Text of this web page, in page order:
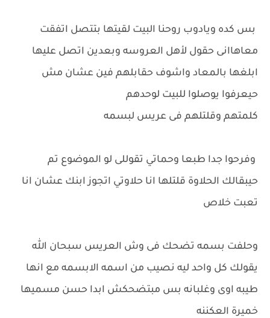
بس كده ويادوب روحنا البيت لقيتها بتتصل اتفقت
معاهاانى حقول لأهل العروسه وبعدين اتصل عليها
ابلغها بالمعاد واشوف حقابلهم فين عشان مش
حيعرفوا يوصلوا للبيت لوحدهم
كلمتهم وقلتلهم فى عريس لبسمه
وفرحوا جدا طبعا وحماتي تقوللى لو الموضوع تم
حيبقالك الحلاوة قلتلها انا حلاوتي اتجوز ابنك عشان انا
تعبت خلاص
وحلفت بسمه تضحك فى وش العريس سبحان الله
يقولك كل واحد ليه نصيب من اسمه الابسمه مع انها
طيبه اوى وغلبانه بس مبتضحكش ابدا حسن مسميها
خميرة العكننه